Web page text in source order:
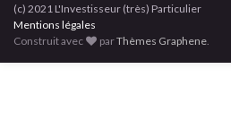
(c) 2021 L'Investisseur (très) Particulier
Mentions légales
Construit avec
parThèmes Graphene